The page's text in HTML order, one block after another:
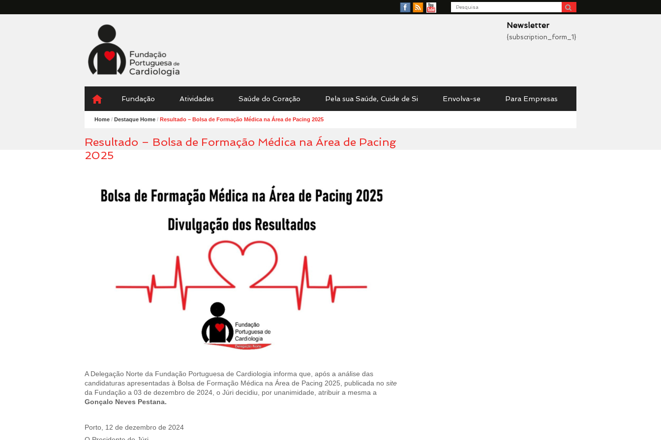
Facebook
RSS
YouTube
Search
Fundação
Portuguesa
Cardiologia
Newsletter
{subscription_form_1}
Menu
content
Fundação Atividades Saúde do Coração Pela sua Saúde, Cuide de Si Envolva-se Para Empresas
Home / Destaque Home / Resultado – Bolsa de Formação Médica na Área de Pacing 2025
Resultado – Bolsa de Formação Médica na Área de Pacing
2025
A Delegação Norte da Fundação Portuguesa de Cardiologia informa que, após a análise das
candidaturas apresentadas à Bolsa de Formação Médica na Área de Pacing 2025, publicada no site
da Fundação a 03 de dezembro de 2024, o Júri decidiu, por unanimidade, atribuir a mesma a
Gonçalo Neves Pestana.
Porto, 12 de dezembro de 2024